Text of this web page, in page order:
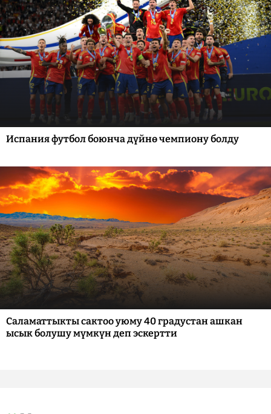
Испания футбол боюнча дүйнө чемпиону болду
Саламаттыкты сактоо уюму 40 градустан ашкан
ысык болушу мүмкүн деп эскертти